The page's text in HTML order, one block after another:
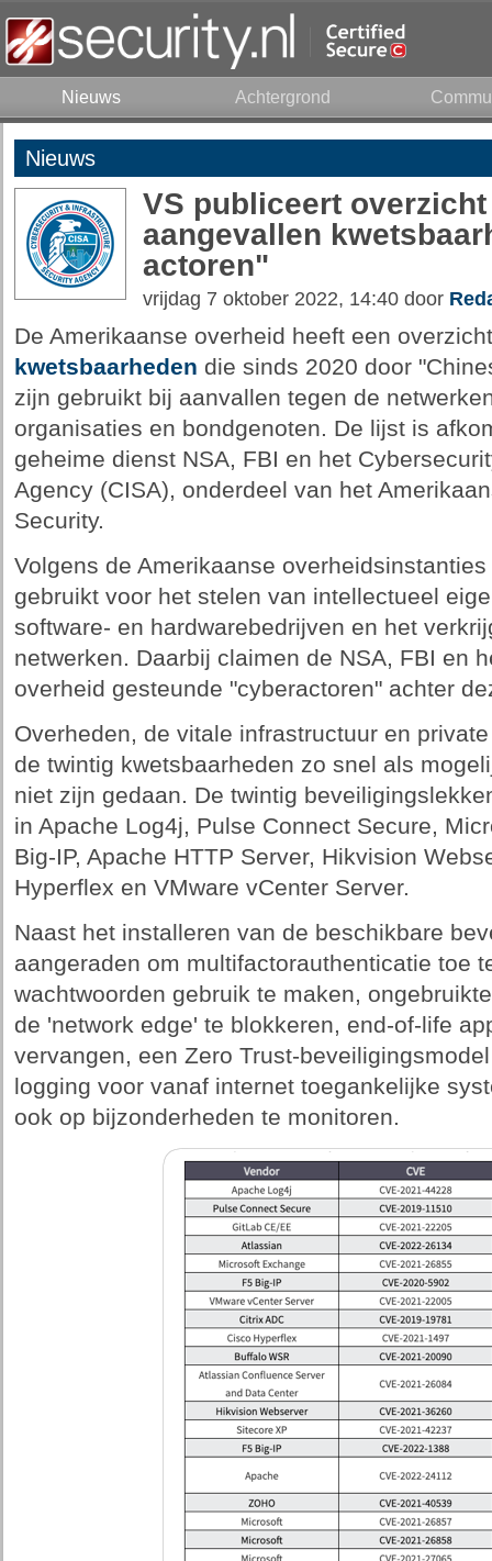
Nieuws Achtergrond
Nieuws
VS publiceert overzicht
aangevallen
actoren"
vrijdag 7 oktober 2022, 14:40 door
De Amerikaanse overheid heeft een
kwetsbaarheden die sinds 2020 door
zijn gebruikt bij aanvallen tegen de
organisaties en bondgenoten. De lijst is
geheime dienst NSA, FBI en het
Agency (CISA), onderdeel van het
Security.
Volgens de Amerikaanse
gebruikt voor het stelen van intellectueel
software- en hardwarebedrijven en het
netwerken. Daarbij claimen de NSA, FBI en
overheid gesteunde "cyberactoren" achter
Overheden, de vitale infrastructuur en
de twintig kwetsbaarheden zo snel als
niet zijn gedaan. De twintig
in Apache Log4j, Pulse Connect Secure,
Big-IP, Apache HTTP Server, Hikvision
Hyperflex en VMware vCenter Server.
Naast het installeren van de beschikbare
aangeraden om multifactorauthenticatie toe
wachtwoorden gebruik te maken,
de 'network edge' te blokkeren, end-of-life
vervangen, een Zero Trust-
logging voor vanaf internet toegankelijke
ook op bijzonderheden te monitoren.